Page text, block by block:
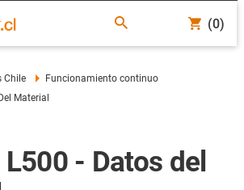
(0)
Chile
Funcionamiento continuo
Material
- Datos del